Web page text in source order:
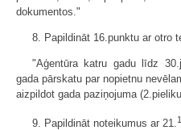
dokumentos."
8. Papildināt 16.punktu ar otro
"Aģentūra katru gadu līdz
gada pārskatu par nopietnu
aizpildot gada paziņojuma
9. Papildināt noteikumus ar 21. 1